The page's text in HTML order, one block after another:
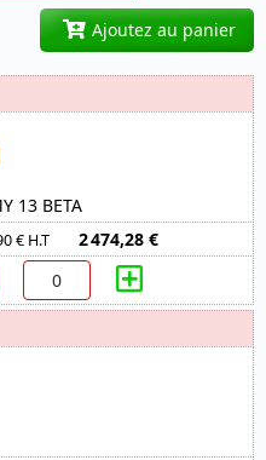
Ajoutez au panier
13 BETA
€ H.T 2 474,28 €